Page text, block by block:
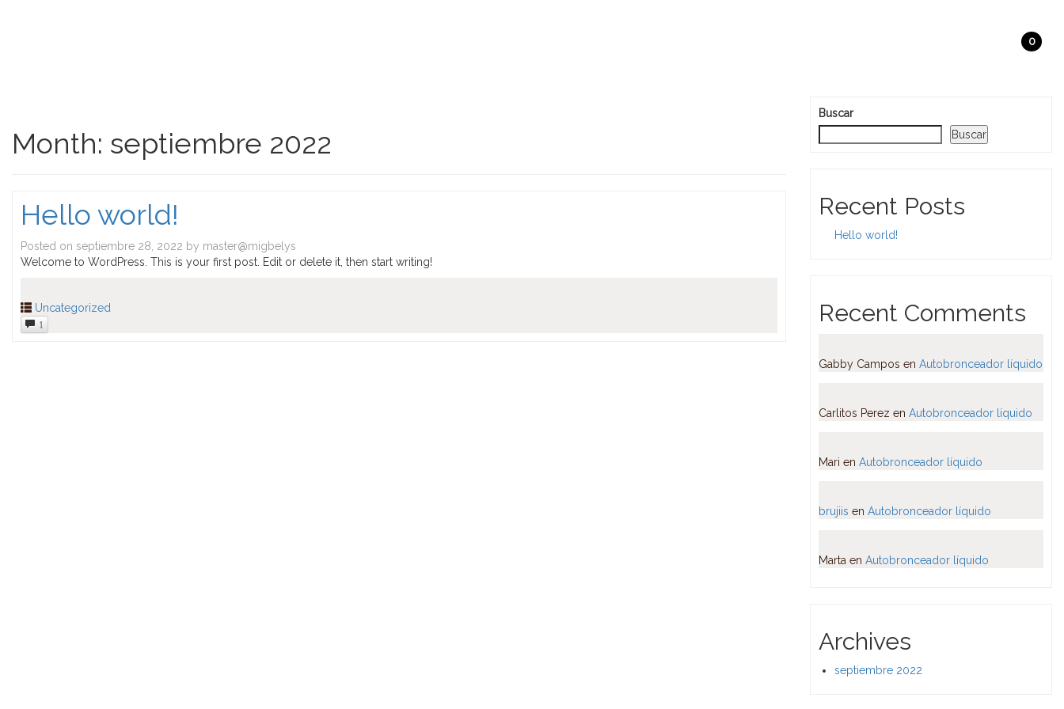
Mi Carrito 0
Month: septiembre 2022
Hello world!
Posted on septiembre 28, 2022 by master@migbelys
Welcome to WordPress. This is your first post. Edit or delete it, then start writing!
Uncategorized
1
Buscar
Buscar
Recent Posts
Hello world!
Recent Comments
Gabby Campos en Autobronceador líquido
Carlitos Perez en Autobronceador líquido
Mari en Autobronceador líquido
brujiis en Autobronceador líquido
Marta en Autobronceador líquido
Archives
septiembre 2022